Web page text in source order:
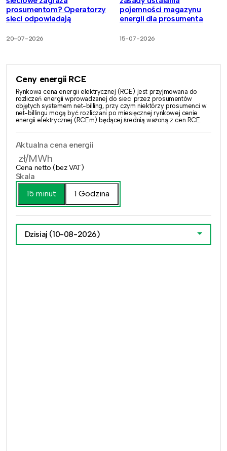
prosumentom? Operatorzy
sieci odpowiadają
20-07-2026
pojemności magazynu
energii dla prosumenta
15-07-2026
Ceny energii RCE
Rynkowa cena energii elektrycznej (RCE) jest przyjmowana do
rozliczeń energii wprowadzanej do sieci przez prosumentów
objętych systemem net-billing, przy czym niektórzy prosumenci w
net-billingu mogą być rozliczani po miesięcznej rynkowej cenie
energii elektrycznej (RCEm) będącej średnią ważoną z cen RCE.
Aktualna cena energii
zł/MWh
Cena netto (bez VAT)
Skala
15 minut
1 Godzina
Dzisiaj (10-08-2026)